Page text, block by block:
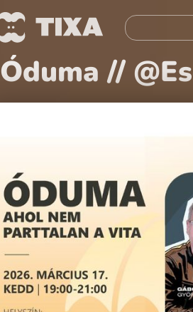
Óduma //